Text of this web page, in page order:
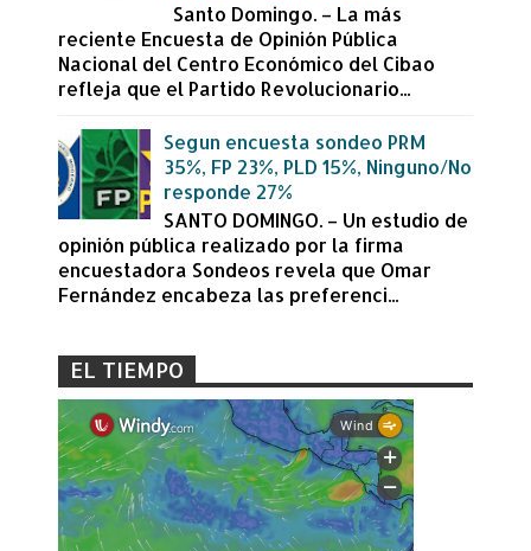
Santo Domingo. – La más
reciente Encuesta de Opinión Pública
Nacional del Centro Económico del Cibao
refleja que el Partido Revolucionario...
Segun encuesta sondeo PRM
35%, FP 23%, PLD 15%, Ninguno/No
responde 27%
SANTO DOMINGO. – Un estudio de
opinión pública realizado por la firma
encuestadora Sondeos revela que Omar
Fernández encabeza las preferenci...
EL TIEMPO